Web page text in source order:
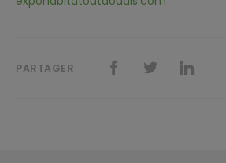
PARTAGER